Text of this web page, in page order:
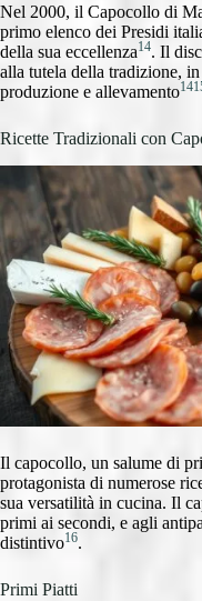
Nel 2000, il Capocollo di
primo elenco dei Presidi
della sua eccellenza14. Il
alla tutela della tradizione,
produzione e allevamento14
Ricette Tradizionali con
Il capocollo, un salume di
protagonista di numerose
sua versatilità in cucina. Il
primi ai secondi, e agli
distintivo16.
Primi Piatti